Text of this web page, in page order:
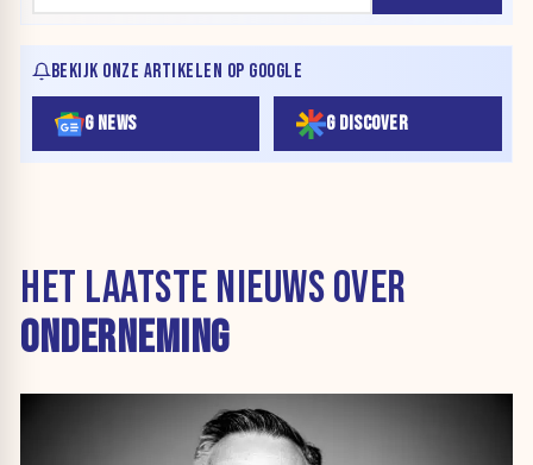
BEKIJK ONZE ARTIKELEN OP GOOGLE
G NEWS G DISCOVER
HET LAATSTE NIEUWS OVER
ONDERNEMING